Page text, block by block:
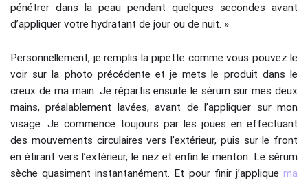
pénétrer dans la peau pendant quelques secondes avant
d’appliquer votre hydratant de jour ou de nuit. »
Personnellement, je remplis la pipette comme vous pouvez le
voir sur la photo précédente et je mets le produit dans le
creux de ma main. Je répartis ensuite le sérum sur mes deux
mains, préalablement lavées, avant de l’appliquer sur mon
visage. Je commence toujours par les joues en effectuant
des mouvements circulaires vers l’extérieur, puis sur le front
en étirant vers l’extérieur, le nez et enfin le menton. Le sérum
sèche quasiment instantanément. Et pour finir j’applique ma